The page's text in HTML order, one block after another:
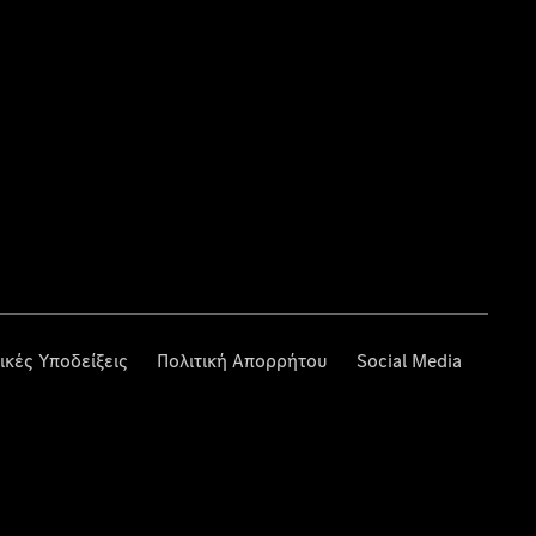
Υποδείξεις Πολιτική Απορρήτου Social Media